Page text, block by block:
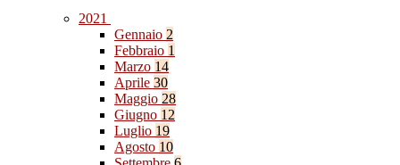
2021
Gennaio 2
Febbraio 1
Marzo 14
Aprile 30
Maggio 28
Giugno 12
Luglio 19
Agosto 10